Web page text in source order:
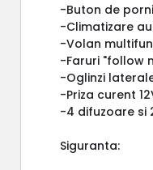
-Buton de
-Climatizare
-Volan
-Faruri "follow
-Oglinzi
-Priza curent
-4 difuzoare si
Siguranta: